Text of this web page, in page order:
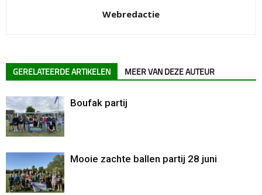
Webredactie
GERELATEERDE ARTIKELEN MEER VAN DEZE AUTEUR
Boufak partij
Mooie zachte ballen partij 28 juni